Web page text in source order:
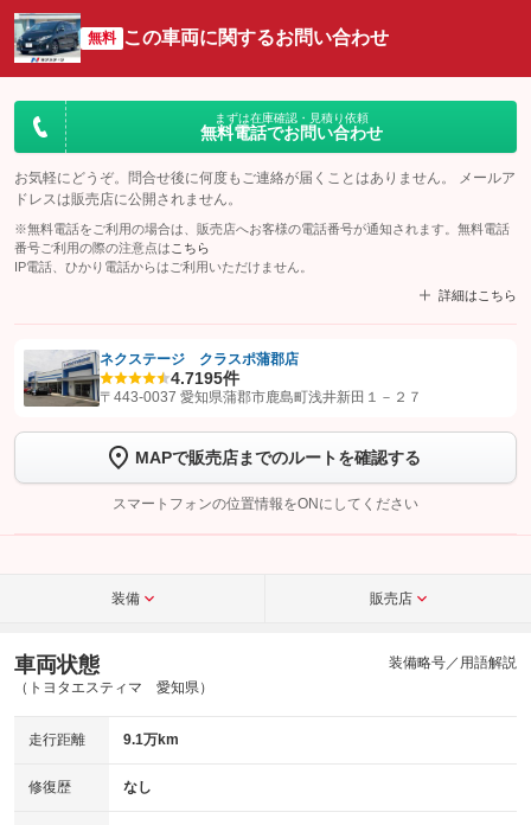
無料 この車両に関するお問い合わせ
まずは在庫確認・見積り依頼
無料電話でお問い合わせ
お気軽にどうぞ。問合せ後に何度もご連絡が届くことはありません。 メールア
ドレスは販売店に公開されません。
※無料電話をご利用の場合は、販売店へお客様の電話番号が通知されます。無料電話
番号ご利用の際の注意点は こちら
IP電話、ひかり電話からはご利用いただけません。
詳細はこちら
【STEP1】認証画面でグーネットを友だち追加してから「許可する」ボタンを押
トーク画面で
ボタンをタップして問い合わせを
完了してください。
こちら
ネクステージ クラスポ蒲郡店
4.7195件
〒443-0037 愛知県蒲郡市鹿島町浅井新田１－２７
MAPで販売店までのルートを確認する
スマートフォンの位置情報をONにしてください
装備 販売店
車両状態
（トヨタエスティマ 愛知県）
装備略号／用語解説
走行距離 9.1万km
修復歴 なし